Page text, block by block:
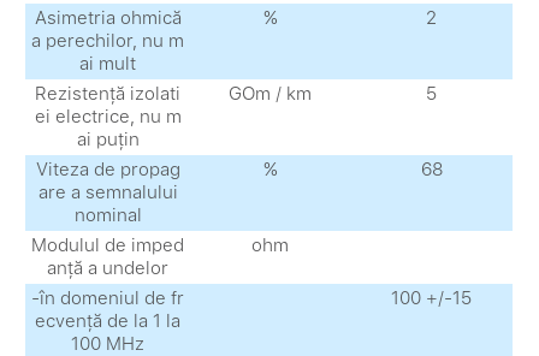
Asimetria ohmică
a perechilor, nu m
ai mult
% 2
Rezistență izolati
ei electrice, nu m
ai puțin
GOm / km 5
Viteza de propag
are a semnalului
nominal
% 68
Modulul de imped
anță a undelor
ohm
-în domeniul de fr
ecvență de la 1 la
100 MHz
100 +/-15